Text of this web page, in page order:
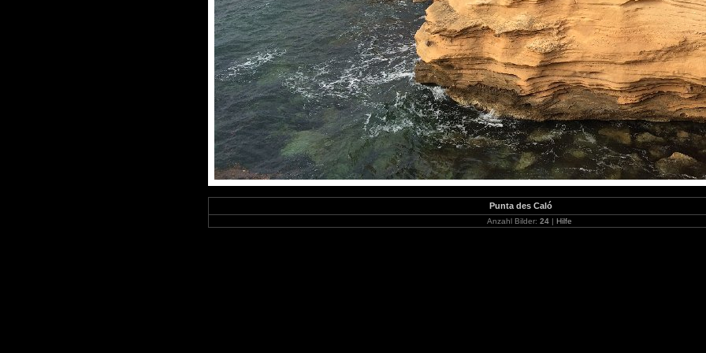
Punta des Caló
Anzahl Bilder: 24 | Hilfe